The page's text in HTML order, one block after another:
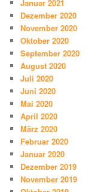
Januar 2021
Dezember 2020
November 2020
Oktober 2020
September 2020
August 2020
Juli 2020
Juni 2020
Mai 2020
April 2020
März 2020
Februar 2020
Januar 2020
Dezember 2019
November 2019